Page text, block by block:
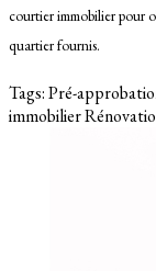
courtier immobilier pour
quartier fournis.
Tags:Pré-
immobilier